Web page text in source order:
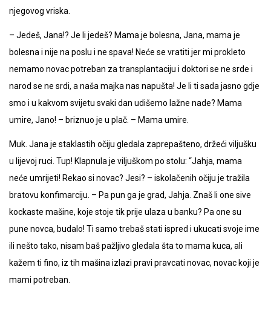
njegovog vriska.
– Jedeš, Jana!? Je li jedeš? Mama je bolesna, Jana, mama je
bolesna i nije na poslu i ne spava! Neće se vratiti jer mi prokleto
nemamo novac potreban za transplantaciju i doktori se ne srde i
narod se ne srdi, a naša majka nas napušta! Je li ti sada jasno gdje
smo i u kakvom svijetu svaki dan udišemo lažne nade? Mama
umire, Jano! – briznuo je u plač. – Mama umire.
Muk. Jana je staklastih očiju gledala zaprepašteno, držeći viljušku
u lijevoj ruci. Tup! Klapnula je viljuškom po stolu: “Jahja, mama
neće umrijeti! Rekao si novac? Jesi? – iskolačenih očiju je tražila
bratovu konfimarciju. – Pa pun ga je grad, Jahja. Znaš li one sive
kockaste mašine, koje stoje tik prije ulaza u banku? Pa one su
pune novca, budalo! Ti samo trebaš stati ispred i ukucati svoje ime
ili nešto tako, nisam baš pažljivo gledala šta to mama kuca, ali
kažem ti fino, iz tih mašina izlazi pravi pravcati novac, novac koji je
mami potreban.